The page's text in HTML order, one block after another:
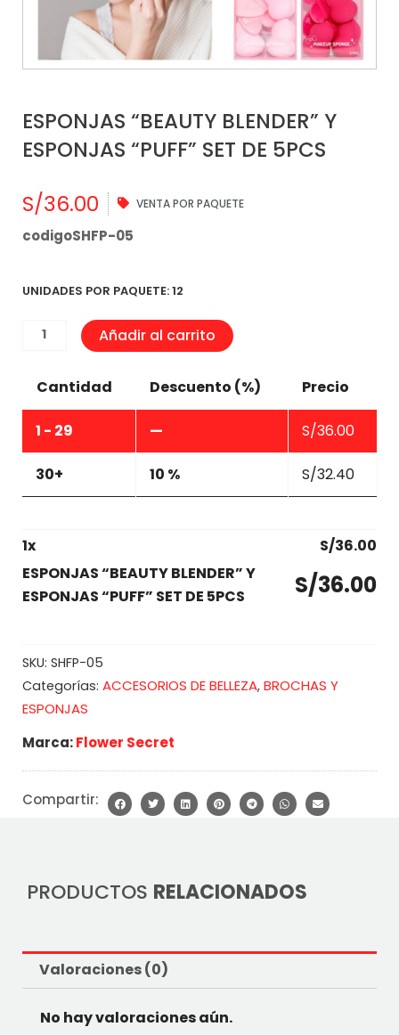
ESPONJAS “BEAUTY BLENDER” Y
ESPONJAS “PUFF” SET DE 5PCS
S/36.00 VENTA POR PAQUETE
codigoSHFP-05
UNIDADES POR PAQUETE: 12
ESPONJAS
“BEAUTY
BLENDER”
ESPONJAS
SET
DE
cantidad
Añadir al carrito
Cantidad Descuento (%) Precio
1 - 29 — S/36.00
30+ 10 % S/32.40
1x S/36.00
ESPONJAS “BEAUTY BLENDER” Y
ESPONJAS “PUFF” SET DE 5PCS
S/36.00
SKU: SHFP-05
Categorías: ACCESORIOS DE BELLEZA, BROCHAS Y
ESPONJAS
Marca:Flower Secret
Compartir:
PRODUCTOS RELACIONADOS
Valoraciones (0)
No hay valoraciones aún.